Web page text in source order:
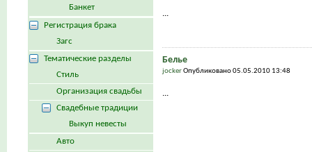
...
Белье
jockerОпубликовано 05.05.2010 13:48
...
Банкет
Регистрация брака
Загс
Тематические разделы
Стиль
Организация свадьбы
Свадебные традиции
Выкуп невесты
Авто